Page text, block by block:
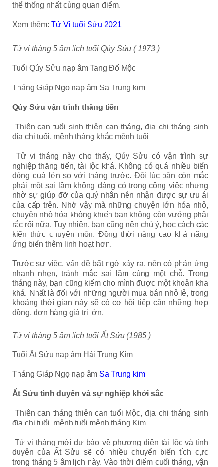
thể thống nhất cùng quan điểm.
Xem thêm: Tử Vi tuổi Sửu 2021
Tử vi tháng 5 âm lịch tuổi Qúy Sửu ( 1973 )
Tuổi Qúy Sửu nạp âm Tang Đố Mộc
Tháng Giáp Ngọ nạp âm Sa Trung kim
Qúy Sửu vận trình thăng tiến
Thiên can tuổi sinh thiên can tháng, địa chi tháng sinh
địa chi tuổi, mệnh tháng khắc mệnh tuổi
Tử vi tháng này cho thấy, Qúy Sửu có vận trình sự
nghiệp thăng tiến, tài lộc khá. Không có quá nhiều biến
động quá lớn so với tháng trước. Đôi lúc bận còn mắc
phải một sai lầm không đáng có trong công việc nhưng
nhờ sự giúp đỡ của quý nhân nên nhận được sự ưu ái
của cấp trên. Nhờ vậy mà những chuyện lớn hóa nhỏ,
chuyện nhỏ hóa không khiến bạn không còn vướng phải
rắc rối nữa. Tuy nhiên, bạn cũng nên chú ý, học cách các
kiến thức chuyên môn. Đồng thời nâng cao khả năng
ứng biến thêm linh hoạt hơn.
Trước sự việc, vấn đề bất ngờ xảy ra, nên có phản ứng
nhanh nhẹn, tránh mắc sai lầm cùng một chỗ. Trong
tháng này, bạn cũng kiếm cho mình được một khoản kha
khá. Nhất là đối với những người mua bán nhỏ lẻ, trong
khoảng thời gian này sẽ có cơ hội tiếp cận những hợp
đồng, đơn hàng giá trị lớn.
Tử vi tháng 5 âm lịch tuổi Ất Sửu (1985 )
Tuổi Ất Sửu nạp âm Hải Trung Kim
Tháng Giáp Ngọ nạp âm Sa Trung kim
Ất Sửu tình duyên và sự nghiệp khởi sắc
Thiên can tháng thiên can tuổi Mộc, địa chi tháng sinh
địa chi tuổi, mệnh tuổi mệnh tháng Kim
Tử vi tháng mới dự báo về phương diện tài lộc và tình
duyên của Ất Sửu sẽ có nhiều chuyển biến tích cực
trong tháng 5 âm lịch này. Vào thời điểm cuối tháng, vận